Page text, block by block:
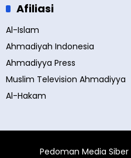
Afiliasi
Al-Islam
Ahmadiyah Indonesia
Ahmadiyya Press
Muslim Television Ahmadiyya
Al-Hakam
Pedoman Media Siber